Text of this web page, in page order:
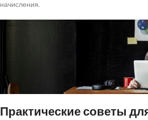
начисления.
Практические советы